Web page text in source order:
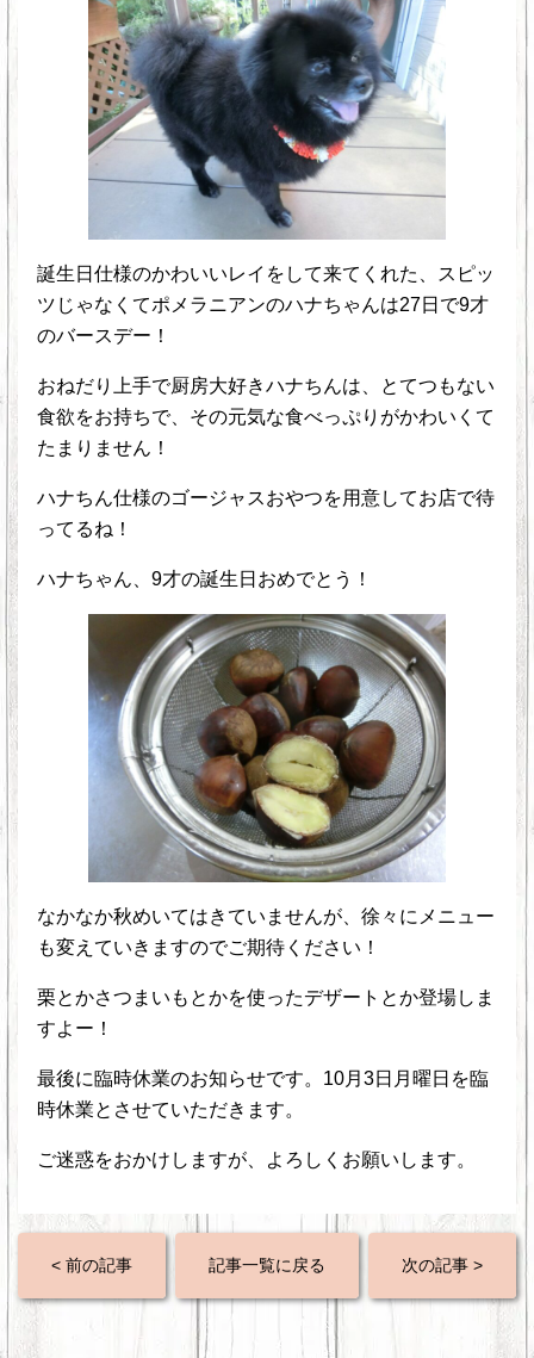
誕生日仕様のかわいいレイをして来てくれた、スピッ
ツじゃなくてポメラニアンのハナちゃんは27日で9才
のバースデー！
おねだり上手で厨房大好きハナちんは、とてつもない
食欲をお持ちで、その元気な食べっぷりがかわいくて
たまりません！
ハナちん仕様のゴージャスおやつを用意してお店で待
ってるね！
ハナちゃん、9才の誕生日おめでとう！
なかなか秋めいてはきていませんが、徐々にメニュー
も変えていきますのでご期待ください！
栗とかさつまいもとかを使ったデザートとか登場しま
すよー！
最後に臨時休業のお知らせです。10月3日月曜日を臨
時休業とさせていただきます。
ご迷惑をおかけしますが、よろしくお願いします。
< 前の記事 記事一覧に戻る 次の記事 >